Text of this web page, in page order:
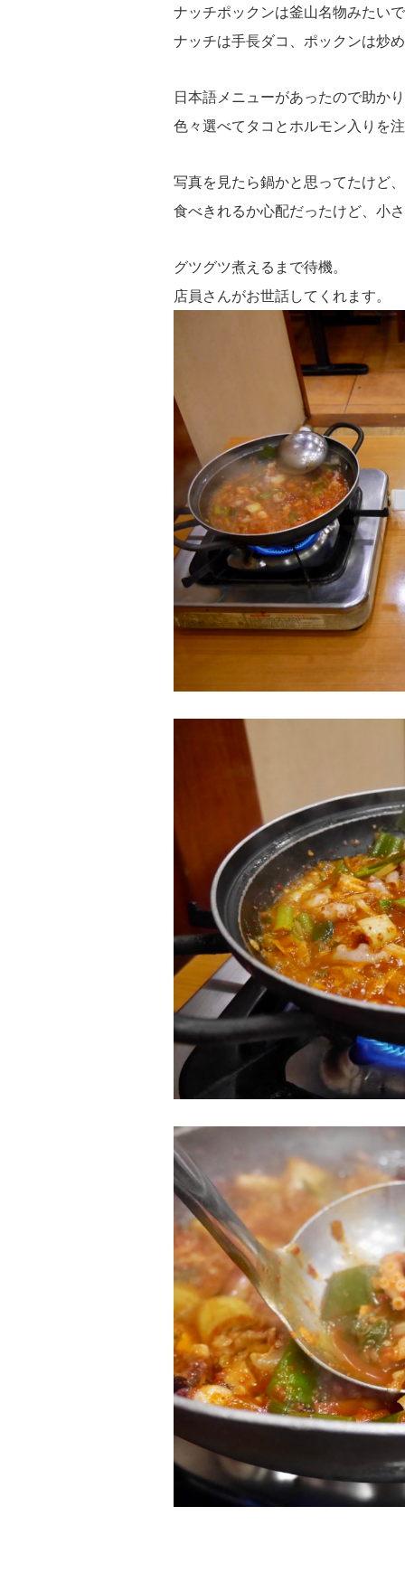
ナッチポックンは釜山名物みたい
ナッチは手長ダコ、ポックンは炒
日本語メニューがあったので助か
色々選べてタコとホルモン入りを
写真を見たら鍋かと思ってたけど
食べきれるか心配だったけど、小
グツグツ煮えるまで待機。
店員さんがお世話してくれます。